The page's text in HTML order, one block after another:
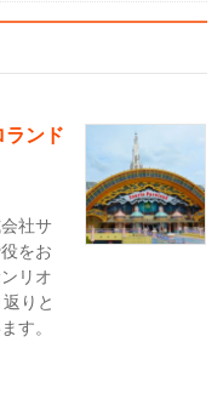
ランド
社サ
をお
リオ
りと
す。